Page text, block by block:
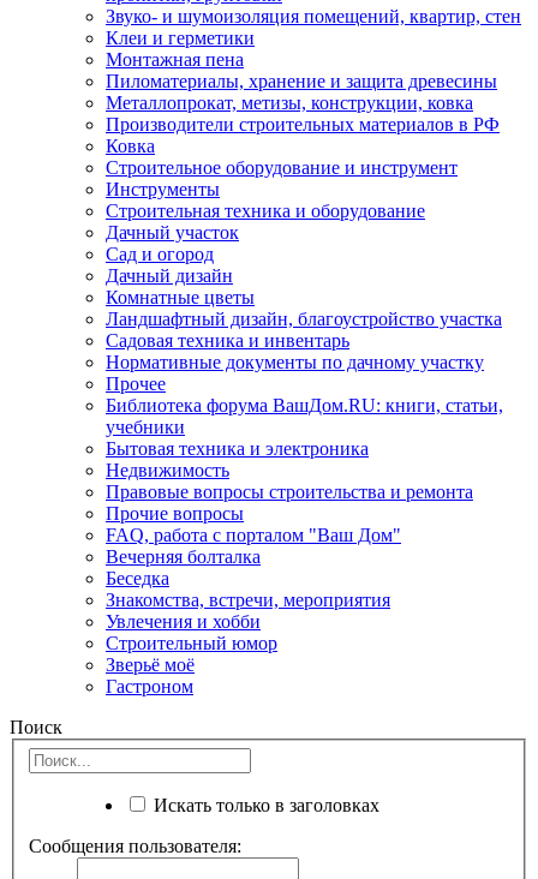
Звуко- и шумоизоляция помещений, квартир, стен
Клеи и герметики
Монтажная пена
Пиломатериалы, хранение и защита древесины
Металлопрокат, метизы, конструкции, ковка
Производители строительных материалов в РФ
Ковка
Строительное оборудование и инструмент
Инструменты
Строительная техника и оборудование
Дачный участок
Сад и огород
Дачный дизайн
Комнатные цветы
Ландшафтный дизайн, благоустройство участка
Садовая техника и инвентарь
Нормативные документы по дачному участку
Прочее
Библиотека форума ВашДом.RU: книги, статьи,
учебники
Бытовая техника и электроника
Недвижимость
Правовые вопросы строительства и ремонта
Прочие вопросы
FAQ, работа с порталом "Ваш Дом"
Вечерняя болталка
Беседка
Знакомства, встречи, мероприятия
Увлечения и хобби
Строительный юмор
Зверьё моё
Гастроном
Поиск
Искать только в заголовках
Сообщения пользователя: